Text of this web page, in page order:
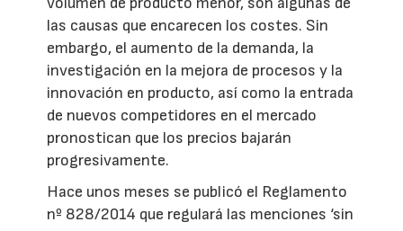
las causas que encarecen los costes. Sin
embargo, el aumento de la demanda, la
investigación en la mejora de procesos y la
innovación en producto, así como la entrada
de nuevos competidores en el mercado
pronostican que los precios bajarán
progresivamente.
Hace unos meses se publicó el Reglamento
nº 828/2014 que regulará las menciones ‘sin